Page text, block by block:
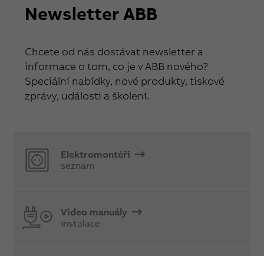
Newsletter ABB
Chcete od nás dostávat newsletter a
informace o tom, co je v ABB nového?
Speciální nabídky, nové produkty, tiskové
zprávy, události a školení.
Elektromontéři
seznam
Video manuály
instalace